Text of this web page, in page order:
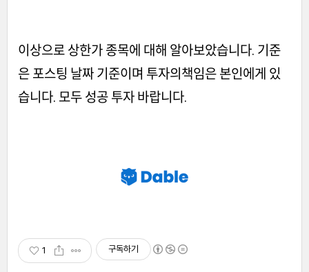
이상으로 상한가 종목에 대해 알아보았습니다. 기준
은 포스팅 날짜 기준이며 투자의책임은 본인에게 있
습니다. 모두 성공 투자 바랍니다.
1 구독하기